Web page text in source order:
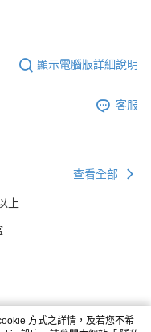
顯示電腦版詳細說明
客服
查看全部
上
方式之詳情，及若您不希